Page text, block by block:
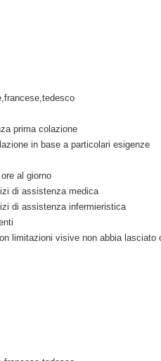
prima colazione
in base a particolari esigenze
al giorno
di assistenza medica
di assistenza infermieristica
limitazioni visive non abbia lasciato